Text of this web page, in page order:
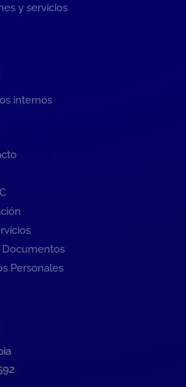
y servicios
internos
Documentos
Personales